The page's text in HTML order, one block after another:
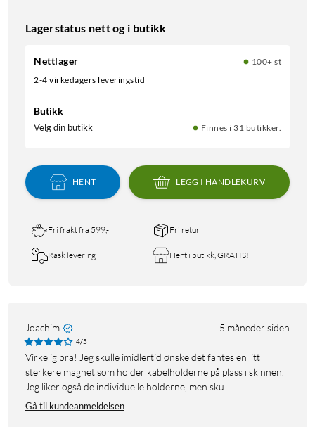
Lagerstatus nett og i butikk
Nettlager
100+ st
2-4 virkedagers leveringstid
Butikk
Velg din butikk Finnes i 31 butikker.
HENT LEGG I HANDLEKURV
Fri frakt fra 599,- Fri retur
Rask levering Hent i butikk, GRATIS!
Joachim 5 måneder siden
4/5
Virkelig bra! Jeg skulle imidlertid ønske det fantes en litt
sterkere magnet som holder kabelholderne på plass i skinnen.
Jeg liker også de individuelle holderne, men sku...
Gå til kundeanmeldelsen